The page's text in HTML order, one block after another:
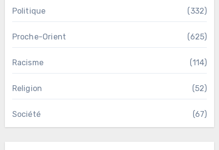
Politique (332)
Proche-Orient (625)
Racisme (114)
Religion (52)
Société (67)